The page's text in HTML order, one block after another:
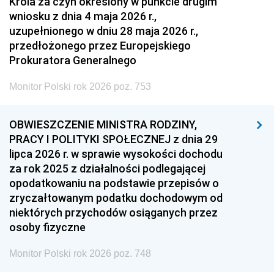
wniosku z dnia 4 maja 2026 r.,
uzupełnionego w dniu 28 maja 2026 r.,
przedłożonego przez Europejskiego
Prokuratora Generalnego
Monitor Polski rok 2026 poz. 753
OBWIESZCZENIE MINISTRA RODZINY,
PRACY I POLITYKI SPOŁECZNEJ z dnia 29
lipca 2026 r. w sprawie wysokości dochodu
za rok 2025 z działalności podlegającej
opodatkowaniu na podstawie przepisów o
zryczałtowanym podatku dochodowym od
niektórych przychodów osiąganych przez
osoby fizyczne
Monitor Polski rok 2026 poz. 748